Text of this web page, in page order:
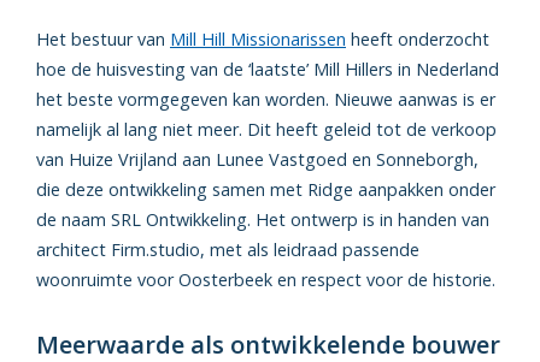
Het bestuur van Mill Hill Missionarissen heeft onderzocht
hoe de huisvesting van de ‘laatste’ Mill Hillers in Nederland
het beste vormgegeven kan worden. Nieuwe aanwas is er
namelijk al lang niet meer. Dit heeft geleid tot de verkoop
van Huize Vrijland aan Lunee Vastgoed en Sonneborgh,
die deze ontwikkeling samen met Ridge aanpakken onder
de naam SRL Ontwikkeling. Het ontwerp is in handen van
architect Firm.studio, met als leidraad passende
woonruimte voor Oosterbeek en respect voor de historie.
Meerwaarde als ontwikkelende bouwer